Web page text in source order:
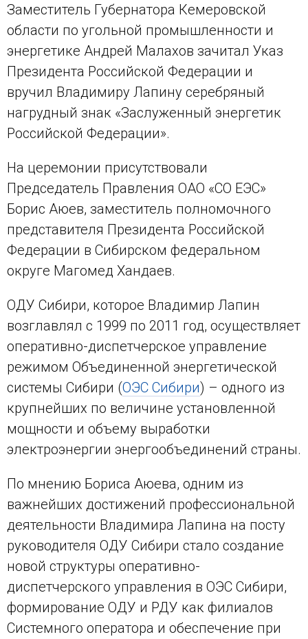
Заместитель Губернатора Кемеровской
области по угольной промышленности и
энергетике Андрей Малахов зачитал Указ
Президента Российской Федерации и
вручил Владимиру Лапину серебряный
нагрудный знак «Заслуженный энергетик
Российской Федерации».
На церемонии присутствовали
Председатель Правления ОАО «СО ЕЭС»
Борис Аюев, заместитель полномочного
представителя Президента Российской
Федерации в Сибирском федеральном
округе Магомед Хандаев.
ОДУ Сибири, которое Владимир Лапин
возглавлял с 1999 по 2011 год, осуществляет
оперативно-диспетчерское управление
режимом Объединенной энергетической
системы Сибири (ОЭС Сибири) – одного из
крупнейших по величине установленной
мощности и объему выработки
электроэнергии энергообъединений страны.
По мнению Бориса Аюева, одним из
важнейших достижений профессиональной
деятельности Владимира Лапина на посту
руководителя ОДУ Сибири стало создание
новой структуры оперативно-
диспетчерского управления в ОЭС Сибири,
формирование ОДУ и РДУ как филиалов
Системного оператора и обеспечение при